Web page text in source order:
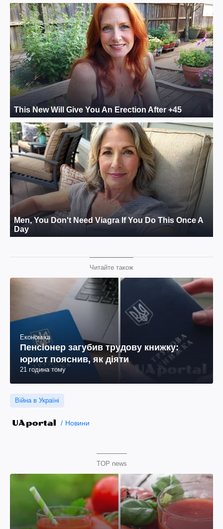
Читайте також
Економіка
Пенсіонер загубив трудову книжку:
юрист пояснив, як діяти
21 година тому
Війна в Україні
Новини
TOP news